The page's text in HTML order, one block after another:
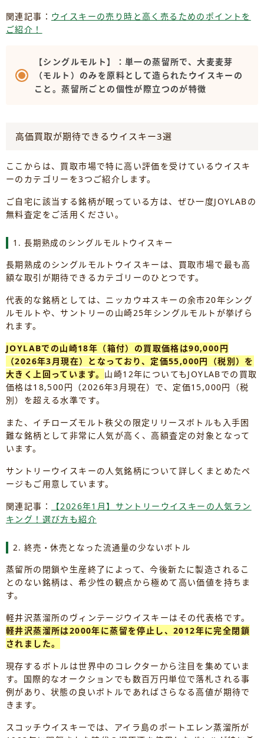
関連記事： ウイスキーの売り時と高く売るためのポイントを
ご紹介！
【シングルモルト】：単一の蒸留所で、大麦麦芽
（モルト）のみを原料として造られたウイスキーの
こと。蒸留所ごとの個性が際立つのが特徴
高価買取が期待できるウイスキー3選
ここからは、買取市場で特に高い評価を受けているウイスキ
ーのカテゴリーを3つご紹介します。
ご自宅に該当する銘柄が眠っている方は、ぜひ一度JOYLABの
無料査定をご活用ください。
1. 長期熟成のシングルモルトウイスキー
長期熟成のシングルモルトウイスキーは、買取市場で最も高
額な取引が期待できるカテゴリーのひとつです。
代表的な銘柄としては、ニッカウヰスキーの余市20年シング
ルモルトや、サントリーの山崎25年シングルモルトが挙げら
れます。
JOYLABでの山崎18年（箱付）の買取価格は90,000円
（2026年3月現在）となっており、定価55,000円（税別）を
大きく上回っています。 山崎12年についてもJOYLABでの買取
価格は18,500円（2026年3月現在）で、定価15,000円（税
別）を超える水準です。
また、イチローズモルト秩父の限定リリースボトルも入手困
難な銘柄として非常に人気が高く、高額査定の対象となって
います。
サントリーウイスキーの人気銘柄について詳しくまとめたペ
ージもご用意しています。
関連記事：
【2026年1月】サントリーウイスキーの人気ラン
キング！選び方も紹介
2. 終売・休売となった流通量の少ないボトル
蒸留所の閉鎖や生産終了によって、今後新たに製造されるこ
とのない銘柄は、希少性の観点から極めて高い価値を持ちま
す。
軽井沢蒸溜所のヴィンテージウイスキーはその代表格です。
軽井沢蒸溜所は2000年に蒸留を停止し、2012年に完全閉鎖
されました。
現存するボトルは世界中のコレクターから注目を集めていま
す。国際的なオークションでも数百万円単位で落札される事
例があり、状態の良いボトルであればさらなる高値が期待で
きます。
スコッチウイスキーでは、アイラ島のポートエレン蒸溜所が